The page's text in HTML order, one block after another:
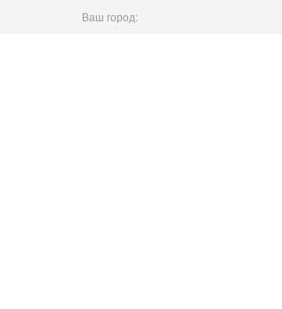
Ваш город: